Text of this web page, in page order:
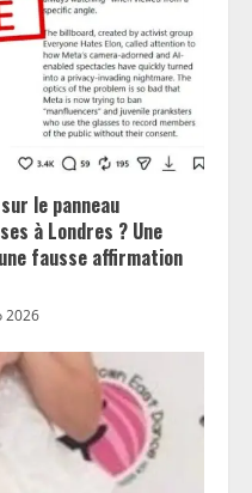
le panneau
à Londres ? Une
fausse affirmation
2026